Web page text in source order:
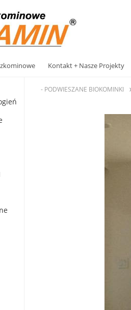
Kontakt + Nasze Projekty
- PODWIESZANE BIOKOMINKI